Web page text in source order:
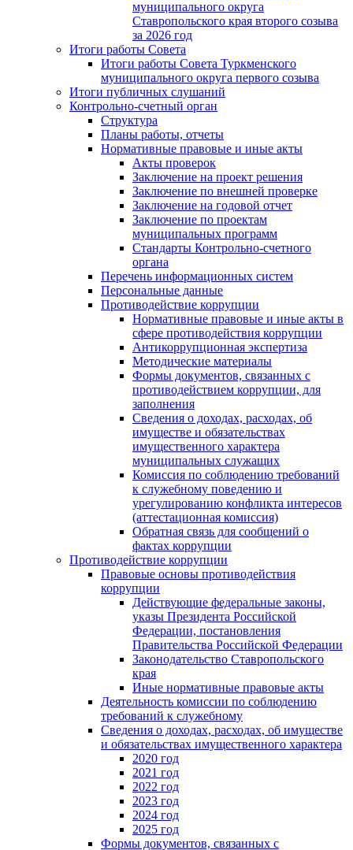
муниципального округа
Ставропольского края второго созыва
за 2026 год
Итоги работы Совета
Итоги работы Совета Туркменского
муниципального округа первого созыва
Итоги публичных слушаний
Контрольно-счетный орган
Структура
Планы работы, отчеты
Нормативные правовые и иные акты
Акты проверок
Заключение на проект решения
Заключение по внешней проверке
Заключение на годовой отчет
Заключение по проектам
муниципальных программ
Стандарты Контрольно-счетного
органа
Перечень информационных систем
Персональные данные
Противодействие коррупции
Нормативные правовые и иные акты в
сфере противодействия коррупции
Антикоррупционная экспертиза
Методические материалы
Формы документов, связанных с
противодействием коррупции, для
заполнения
Сведения о доходах, расходах, об
имуществе и обязательствах
имущественного характера
муниципальных служащих
Комиссия по соблюдению требований
к служебному поведению и
урегулированию конфликта интересов
(аттестационная комиссия)
Обратная связь для сообщений о
фактах коррупции
Противодействие коррупции
Правовые основы противодействия
коррупции
Действующие федеральные законы,
указы Президента Российской
Федерации, постановления
Правительства Российской Федерации
Законодательство Ставропольского
края
Иные нормативные правовые акты
Деятельность комиссии по соблюдению
требований к служебному
Сведения о доходах, расходах, об имуществе
и обязательствах имущественного характера
2020 год
2021 год
2022 год
2023 год
2024 год
2025 год
Формы документов, связанных с